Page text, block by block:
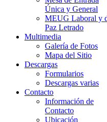
Única y General
MEUG Laboral y
Paz Letrado
Multimedia
Galería de Fotos
Mapa del Sitio
Descargas
Formularios
Descargas varias
Contacto
Información de
Contacto
Ubicación